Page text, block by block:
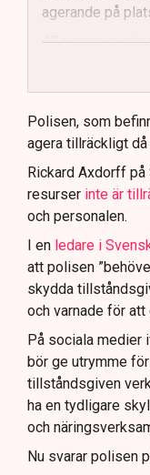
agerande på
40 personer
Polisen
för att
Samtidigt är
att navigera
Polisen, som
agera tillräckligt
Rickard Axdorff
resurser inte är
och personalen.
I en ledare i
att polisen
skydda
och varnade för att
På sociala medier
bör ge utrymme
tillståndsgiven
ha en tydligare
och
Nu svarar polisen